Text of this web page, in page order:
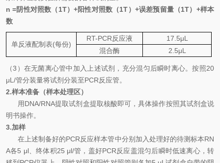
n =阴性对照数（1T）+阳性对照数（1T） +误差预留量（1T） +样本
数
单反液配制表(每份)
RT-PCR反应液 17.5μL
混合酶
2.5μL
（3 ） 在无菌离心管中加入上述试剂，充分混匀后瞬时离心。按照20
μL/管分装量将试剂分装至PCR反应管。
2.样本准备（样本处理区）
用DNA/RNA提取试剂盒提取核酸即可 ，具体操作按照其试剂盒说
明书操作。
3.加样
在上述制备好的PCR反应样本管中分别加入处理好的待测标本RN
A各5 μl、终体积25 μl/管，盖好PCR反应盖混匀后瞬时低速离心，转